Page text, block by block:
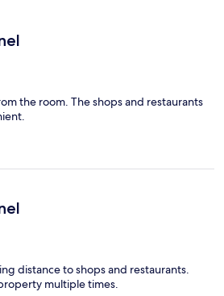
the room. The shops and restaurants
distance to shops and restaurants.
multiple times.